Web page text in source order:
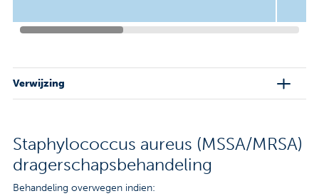
Verwijzing
Staphylococcus aureus (MSSA/MRSA)
dragerschapsbehandeling
Behandeling overwegen indien: